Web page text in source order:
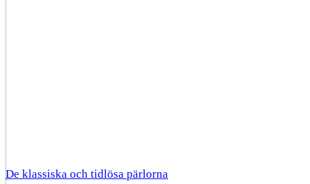
De klassiska och tidlösa pärlorna